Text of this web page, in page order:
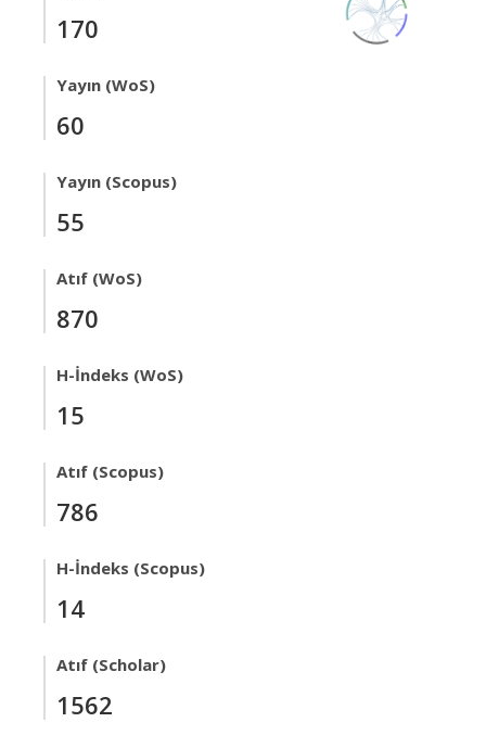
170
Yayın (WoS)
60
Yayın (Scopus)
55
Atıf (WoS)
870
H-İndeks (WoS)
15
Atıf (Scopus)
786
H-İndeks (Scopus)
14
Atıf (Scholar)
1562